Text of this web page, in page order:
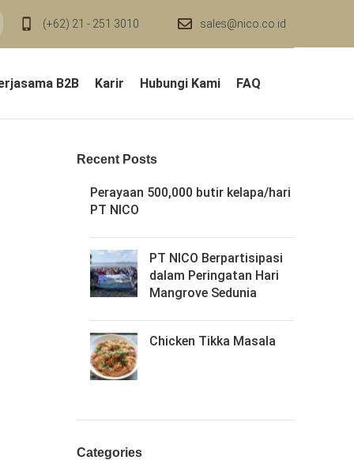
(+62) 21 - 251 3010 sales@nico.co.id
B2B Karir Hubungi Kami FAQ
Recent Posts
Perayaan 500,000 butir kelapa/hari
PT NICO
PT NICO Berpartisipasi
dalam Peringatan Hari
Mangrove Sedunia
Chicken Tikka Masala
Categories